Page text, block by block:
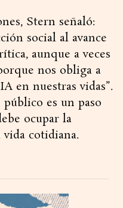
Stern señaló:
social al avance
aunque a veces
nos obliga a
en nuestras vidas”.
es un paso
ocupar la
cotidiana.